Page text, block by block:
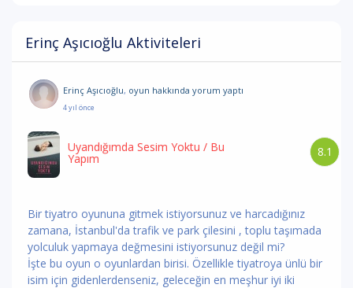
Erinç Aşıcıoğlu Aktiviteleri
Erinç Aşıcıoğlu, oyun hakkında yorum yaptı
4 yıl önce
8.1
Uyandığımda Sesim Yoktu / Bu
Yapım
Bir tiyatro oyununa gitmek istiyorsunuz ve harcadığınız
zamana, İstanbul'da trafik ve park çilesini , toplu taşımada
yolculuk yapmaya değmesini istiyorsunuz değil mi?
İşte bu oyun o oyunlardan birisi. Özellikle tiyatroya ünlü bir
isim için gidenlerdenseniz, geleceğin en meşhur iyi iki